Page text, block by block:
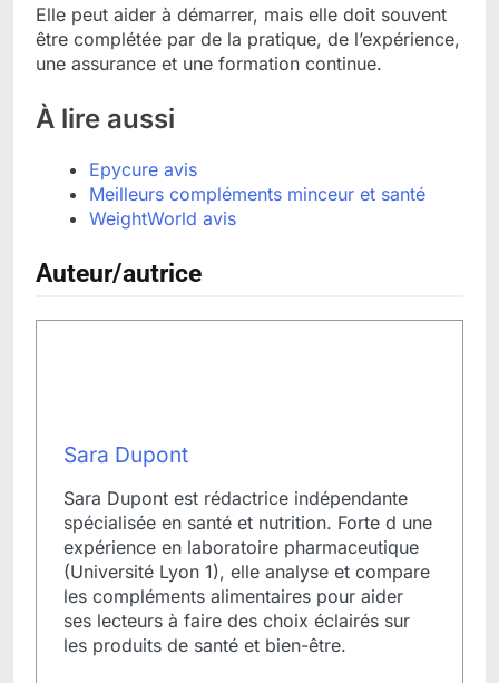
Elle peut aider à démarrer, mais elle doit souvent
être complétée par de la pratique, de l’expérience,
une assurance et une formation continue.
À lire aussi
Epycure avis
Meilleurs compléments minceur et santé
WeightWorld avis
Auteur/autrice
Sara Dupont
Sara Dupont est rédactrice indépendante
spécialisée en santé et nutrition. Forte d une
expérience en laboratoire pharmaceutique
(Université Lyon 1), elle analyse et compare
les compléments alimentaires pour aider
ses lecteurs à faire des choix éclairés sur
les produits de santé et bien-être.